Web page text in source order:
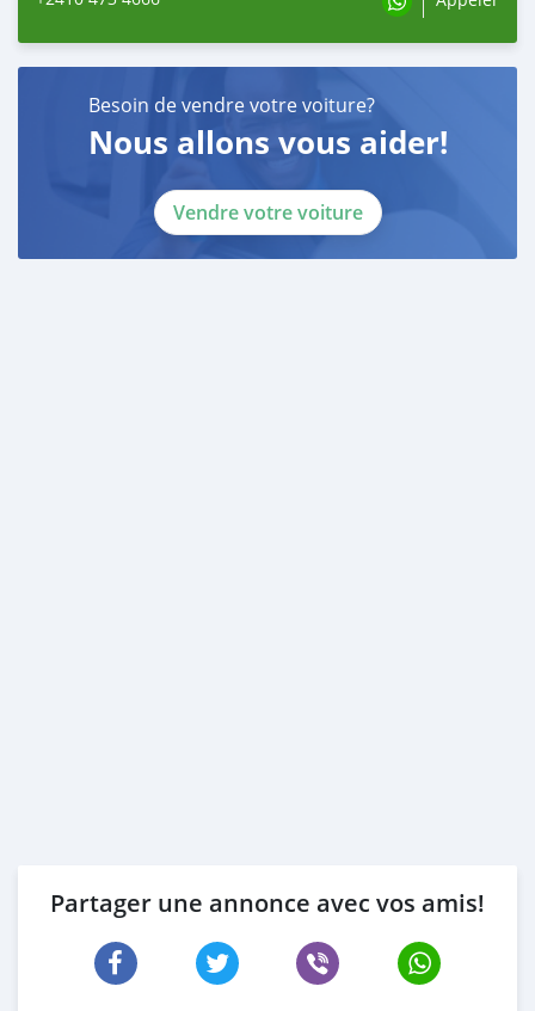
Besoin de vendre votre voiture?
Nous allons vous aider!
Vendre votre voiture
Partager une annonce avec vos amis!